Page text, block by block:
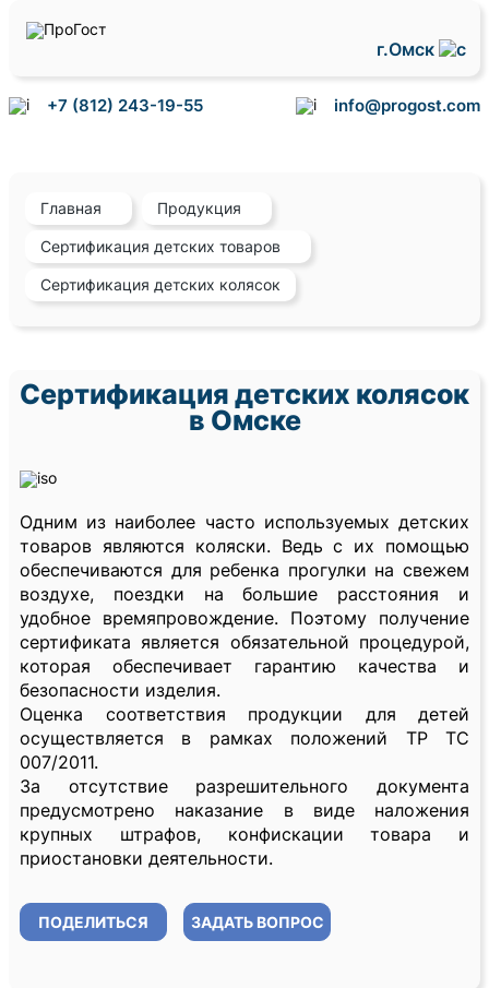
г.Омск
+7 (812) 243-19-55 info@progost.com
Главная Продукция
Сертификация детских товаров
Сертификация детских колясок
Сертификация детских колясок
в Омске
Одним из наиболее часто используемых детских
товаров являются коляски. Ведь с их помощью
обеспечиваются для ребенка прогулки на свежем
воздухе, поездки на большие расстояния и
удобное времяпровождение. Поэтому получение
сертификата является обязательной процедурой,
которая обеспечивает гарантию качества и
безопасности изделия.
Оценка соответствия продукции для детей
осуществляется в рамках положений ТР ТС
007/2011.
За отсутствие разрешительного документа
предусмотрено наказание в виде наложения
крупных штрафов, конфискации товара и
приостановки деятельности.
ПОДЕЛИТЬСЯ ЗАДАТЬ ВОПРОС